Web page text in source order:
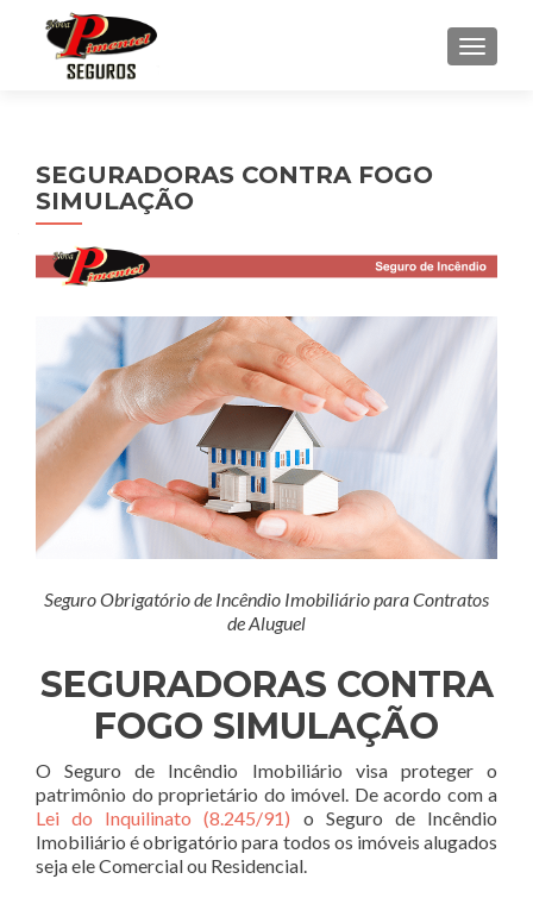
SEGURADORAS CONTRA FOGO
SIMULAÇÃO
Seguro Obrigatório de Incêndio Imobiliário para Contratos
de Aluguel
SEGURADORAS CONTRA
FOGO SIMULAÇÃO
O Seguro de Incêndio Imobiliário visa proteger o
patrimônio do proprietário do imóvel. De acordo com a
Lei do Inquilinato (8.245/91) o Seguro de Incêndio
Imobiliário é obrigatório para todos os imóveis alugados
seja ele Comercial ou Residencial.